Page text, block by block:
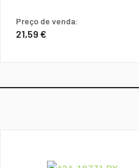
Preço de venda:
21,59 €